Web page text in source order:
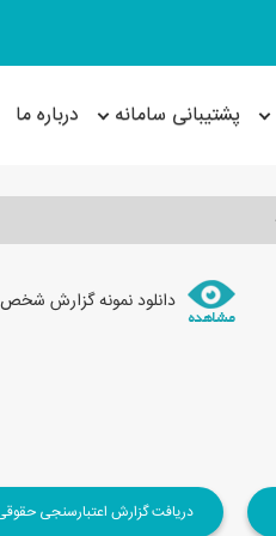
پشتیبانی سامانه درباره ما
دانلود نمونه گزارش
دریافت گزارش اعتبارسنجی